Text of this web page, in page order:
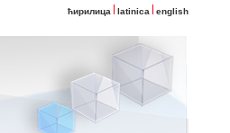
ћирилица latinica english